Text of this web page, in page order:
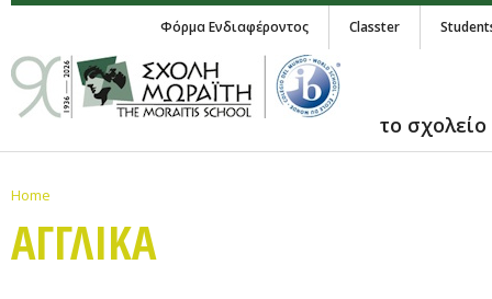
Φόρμα Ενδιαφέροντος Classter
το σχολείο
Home
ΑΓΓΛΙΚA